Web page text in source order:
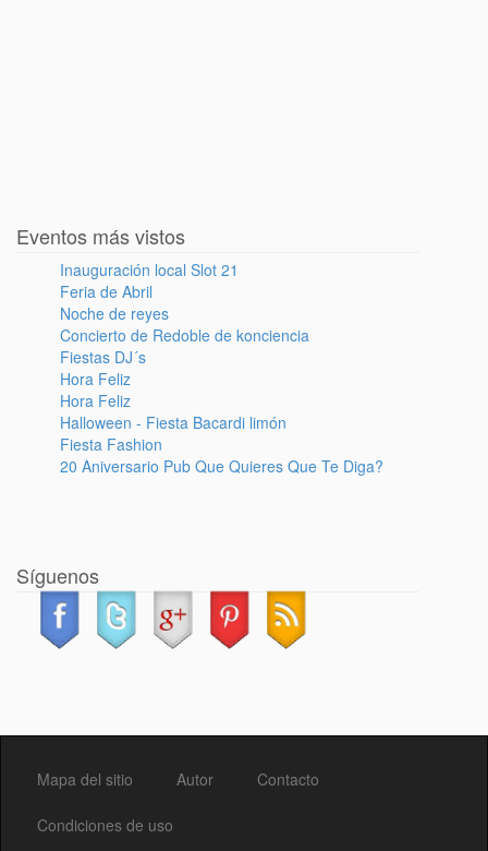
Eventos más vistos
Inauguración local Slot 21
Feria de Abril
Noche de reyes
Concierto de Redoble de konciencia
Fiestas DJ´s
Hora Feliz
Hora Feliz
Halloween - Fiesta Bacardi limón
Fiesta Fashion
20 Aniversario Pub Que Quieres Que Te Diga?
Síguenos
Mapa del sitio Autor Contacto
Condiciones de uso